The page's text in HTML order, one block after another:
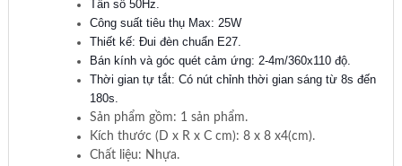
Tần số 50Hz.
Công suất tiêu thụ Max: 25W
Thiết kế: Đui đèn chuẩn E27.
Bán kính và góc quét cảm ứng: 2-4m/360x110 độ.
Thời gian tự tắt: Có nút chỉnh thời gian sáng từ 8s đến
180s.
Sản phẩm gồm: 1 sản phẩm.
Kích thước (D x R x C cm): 8 x 8 x4(cm).
Chất liệu: Nhựa.